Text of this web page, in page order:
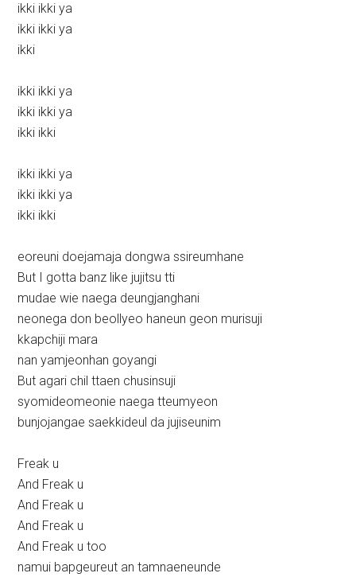
ikki ikki ya
ikki ikki ya
ikki
ikki ikki ya
ikki ikki ya
ikki ikki
ikki ikki ya
ikki ikki ya
ikki ikki
eoreuni doejamaja dongwa ssireumhane
But I gotta banz like jujitsu tti
mudae wie naega deungjanghani
neonega don beollyeo haneun geon murisuji
kkapchiji mara
nan yamjeonhan goyangi
But agari chil ttaen chusinsuji
syomideomeonie naega tteumyeon
bunjojangae saekkideul da jujiseunim
Freak u
And Freak u
And Freak u
And Freak u
And Freak u too
namui bapgeureut an tamnaeneunde